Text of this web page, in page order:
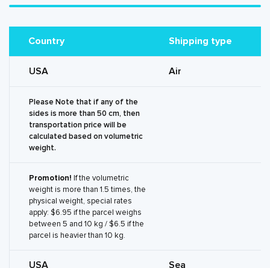
Country Shipping type
USA Air
Please Note that if any of the
sides is more than 50 cm, then
transportation price will be
calculated based on volumetric
weight.
Promotion! If the volumetric
weight is more than 1.5 times, the
physical weight, special rates
apply: $6.95 if the parcel weighs
between 5 and 10 kg / $6.5 if the
parcel is heavier than 10 kg.
USA Sea